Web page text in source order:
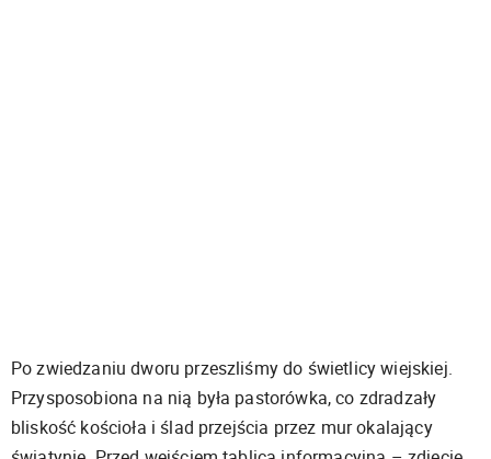
Po zwiedzaniu dworu przeszliśmy do świetlicy wiejskiej.
Przysposobiona na nią była pastorówka, co zdradzały
bliskość kościoła i ślad przejścia przez mur okalający